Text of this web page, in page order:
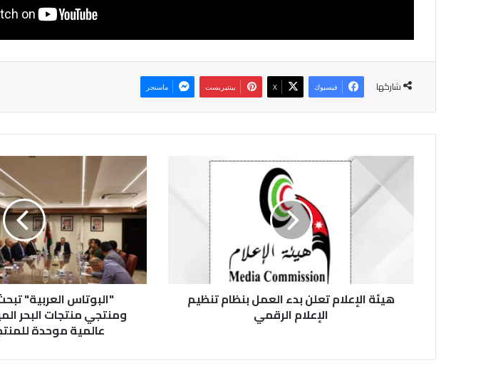
شاركها فيسبوك ‫X بينتيريست ماسنجر
ل
هيئة الإعلام تعلن بدء العمل بنظام تنظيم
الإعلام الرقمي
"
ل
ب
و
س
ا
ي
"البوتاس العربية"
ومنتجي منتجات البحر
عالمية موحدة